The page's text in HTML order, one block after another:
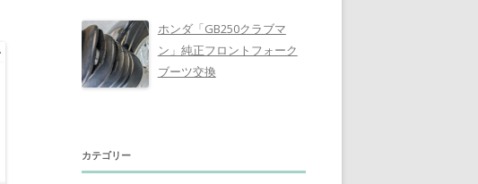
ホンダ「GB250クラブマ
ン」純正フロントフォーク
ブーツ交換
カテゴリー